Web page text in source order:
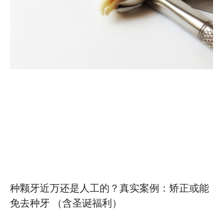
种颗牙近万还是人工的？真实案例：矫正或能
免去种牙 （含圣诞福利）